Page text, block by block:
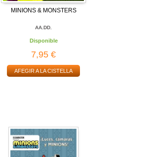
MINIONS & MONSTERS
AA.DD.
Disponible
7,95 €
AFEGIR A LA CISTELLA